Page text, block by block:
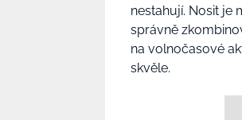
nestahují. Nosit je
správně
na volnočasové
skvěle.